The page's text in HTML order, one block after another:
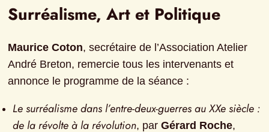
Surréalisme, Art et Politique
Maurice Coton, secrétaire de l’Association Atelier
André Breton, remercie tous les intervenants et
annonce le programme de la séance :
Le surréalisme dans l’entre-deux-guerres au XXe siècle :
de la révolte à la révolution, par Gérard Roche,